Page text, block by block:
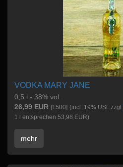
VODKA MARY JANE
0,5 l - 38% vol.
26,99 EUR [1500] (incl. 19% USt. zzgl.
1 l entsprechen 53,98 EUR)
mehr